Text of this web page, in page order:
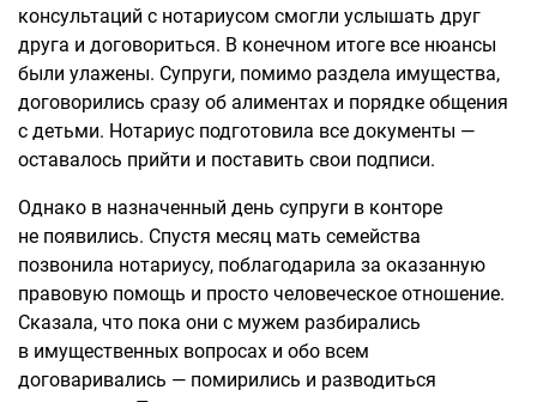
консультаций с нотариусом смогли услышать друг
друга и договориться. В конечном итоге все нюансы
были улажены. Супруги, помимо раздела имущества,
договорились сразу об алиментах и порядке общения
с детьми. Нотариус подготовила все документы —
оставалось прийти и поставить свои подписи.
Однако в назначенный день супруги в конторе
не появились. Спустя месяц мать семейства
позвонила нотариусу, поблагодарила за оказанную
правовую помощь и просто человеческое отношение.
Сказала, что пока они с мужем разбирались
в имущественных вопросах и обо всем
договаривались — помирились и разводиться